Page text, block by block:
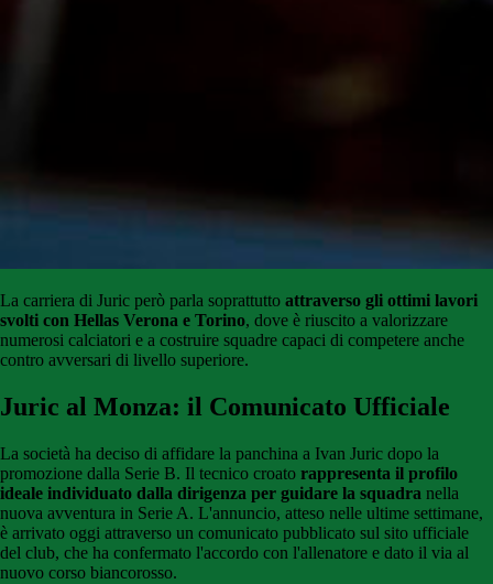
La carriera di Juric però parla soprattutto attraverso gli ottimi lavori
svolti con Hellas Verona e Torino, dove è riuscito a valorizzare
numerosi calciatori e a costruire squadre capaci di competere anche
contro avversari di livello superiore.
Juric al Monza: il Comunicato Ufficiale
La società ha deciso di affidare la panchina a Ivan Juric dopo la
promozione dalla Serie B. Il tecnico croato rappresenta il profilo
ideale individuato dalla dirigenza per guidare la squadra nella
nuova avventura in Serie A. L'annuncio, atteso nelle ultime settimane,
è arrivato oggi attraverso un comunicato pubblicato sul sito ufficiale
del club, che ha confermato l'accordo con l'allenatore e dato il via al
nuovo corso biancorosso.